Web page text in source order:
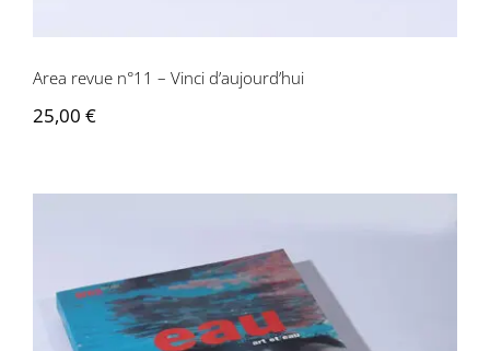
Area revue n°11 – Vinci d’aujourd’hui
25,00 €